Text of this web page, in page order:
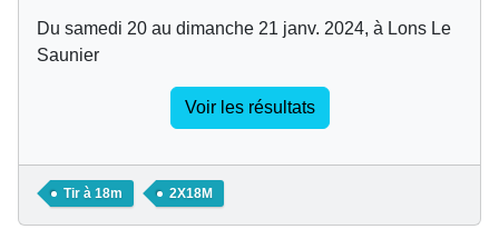
Du samedi 20 au dimanche 21 janv. 2024, à Lons Le
Saunier
Voir les résultats
Tir à 18m 2X18M